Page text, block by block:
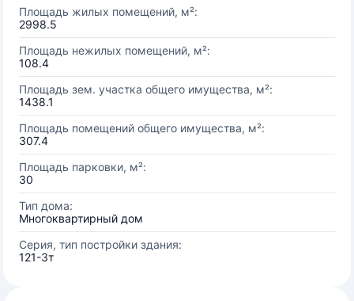
Площадь жилых помещений, м²:
2998.5
Площадь нежилых помещений, м²:
108.4
Площадь зем. участка общего имущества, м²:
1438.1
Площадь помещений общего имущества, м²:
307.4
Площадь парковки, м²:
30
Тип дома:
Многоквартирный дом
Серия, тип постройки здания:
121-3т